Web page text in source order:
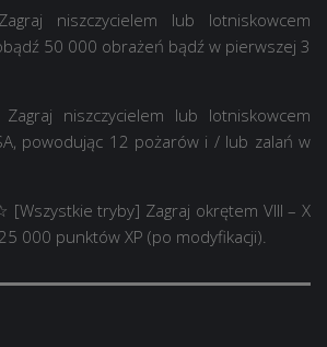
niszczycielem lub lotniskowcem
50 000 obrażeń bądź w pierwszej 3
niszczycielem lub lotniskowcem
powodując 12 pożarów i / lub zalań w
tryby] Zagraj okrętem VIII – X
000 punktów XP (po modyfikacji).